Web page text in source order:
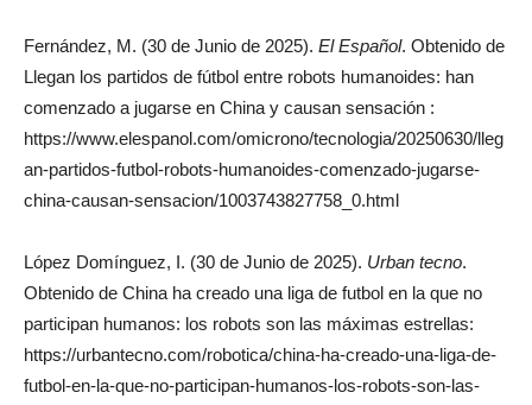
Fernández, M. (30 de Junio de 2025). El Español. Obtenido de
Llegan los partidos de fútbol entre robots humanoides: han
comenzado a jugarse en China y causan sensación :
https://www.elespanol.com/omicrono/tecnologia/20250630/lleg
an-partidos-futbol-robots-humanoides-comenzado-jugarse-
china-causan-sensacion/1003743827758_0.html
López Domínguez, I. (30 de Junio de 2025). Urban tecno.
Obtenido de China ha creado una liga de futbol en la que no
participan humanos: los robots son las máximas estrellas:
https://urbantecno.com/robotica/china-ha-creado-una-liga-de-
futbol-en-la-que-no-participan-humanos-los-robots-son-las-